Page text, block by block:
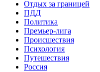
Отдых за границей
ПДД
Политика
Премьер-лига
Происшествия
Психология
Путешествия
Россия